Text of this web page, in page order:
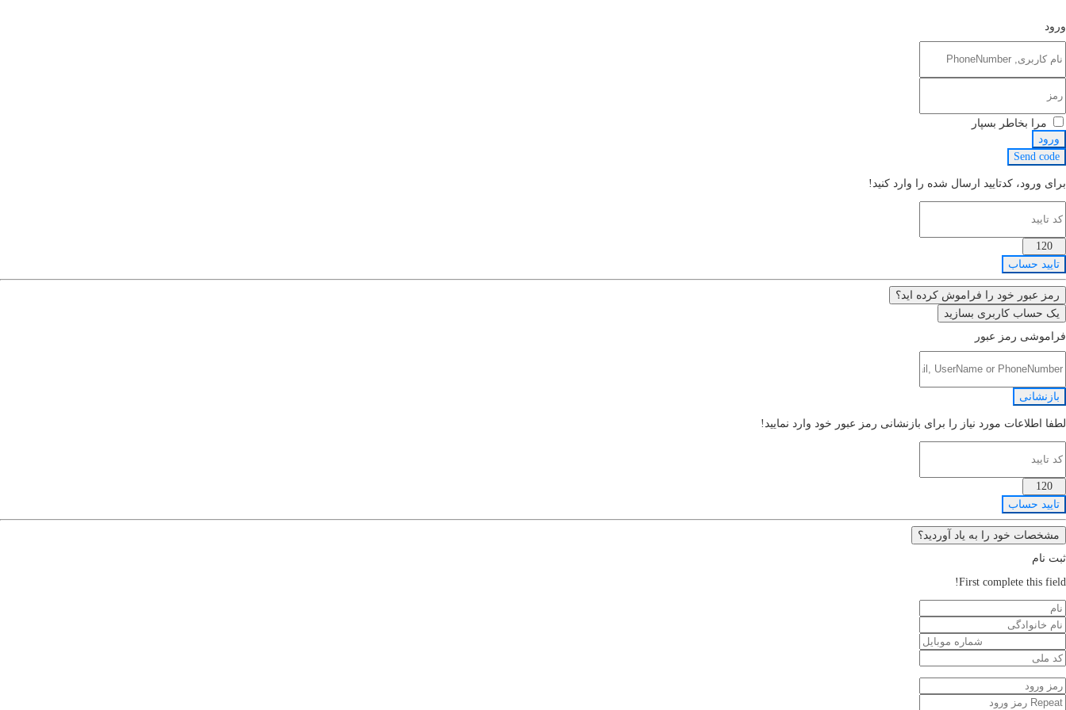
ورود
مرا بخاطر بسپار
ورود
Send code
برای ورود، کدتایید ارسال شده را وارد کنید!
120
تایید حساب
رمز عبور خود را فراموش کرده اید؟
یک حساب کاربری بسازید
فراموشی رمز عبور
بازنشانی
لطفا اطلاعات مورد نیاز را برای بازنشانی رمز عبور خود وارد نمایید!
120
تایید حساب
مشخصات خود را به یاد آوردید؟
ثبت نام
First complete this field!